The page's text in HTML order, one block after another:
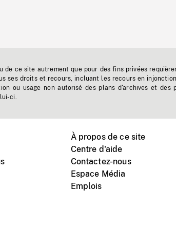
de ce site autrement que pour des fins privées
ses droits et recours, incluant les recours en
ou usage non autorisé des plans d'archives et des
ci.
À propos de ce site
Centre d'aide
Contactez-nous
Espace Média
Emplois